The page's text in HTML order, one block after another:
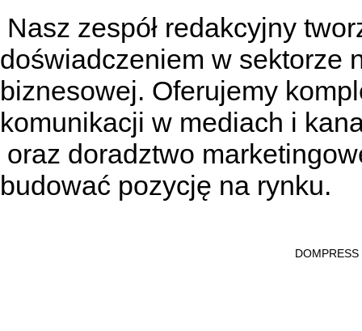
Nasz zespół redakcyjny
doświadczeniem w sektorze
biznesowej. Oferujemy
komunikacji w mediach i
oraz doradztwo
budować pozycję na rynku.